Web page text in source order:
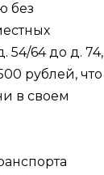
без
54/64 до д. 74,
рублей, что
в своем